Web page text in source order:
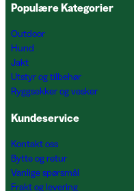
Populære Kategorier
Outdoor
Hund
Jakt
Utstyr og tilbehør
Ryggsekker og vesker
Kundeservice
Kontakt oss
Bytte og retur
Vanlige spørsmål
Frakt og levering